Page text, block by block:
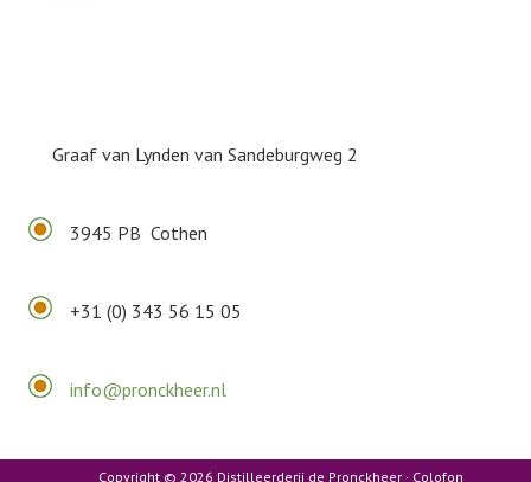
Graaf van Lynden van Sandeburgweg 2
3945 PB Cothen
+31 (0) 343 56 15 05
info@pronckheer.nl
Copyright © 2026 Distilleerderij de Pronckheer · Colofon